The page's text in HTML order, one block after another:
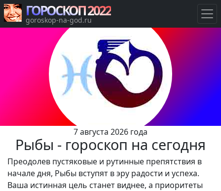
7 августа 2026 года
Рыбы - гороскоп на сегодня
Преодолев пустяковые и рутинные препятствия в
начале дня, Рыбы вступят в эру радости и успеха.
Ваша истинная цель станет виднее, а приоритеты
ГОРОСКОП 2022
goroskop-na-god.ru